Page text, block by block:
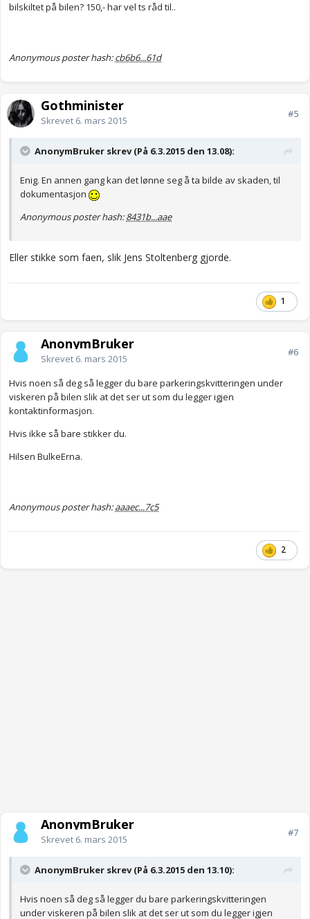
bilskiltet på bilen? 150,- har vel ts råd til..
Anonymous poster hash:cb6b6...61d
Gothminister
Skrevet 6. mars 2015
#5
AnonymBruker skrev (På 6.3.2015 den 13.08):
Enig. En annen gang kan det lønne seg å ta bilde av skaden, til
dokumentasjon
Anonymous poster hash:8431b...aae
Eller stikke som faen, slik Jens Stoltenberg gjorde.
1
AnonymBruker
Skrevet 6. mars 2015
#6
Hvis noen så deg så legger du bare parkeringskvitteringen under
viskeren på bilen slik at det ser ut som du legger igjen
kontaktinformasjon.
Hvis ikke så bare stikker du.
Hilsen BulkeErna.
Anonymous poster hash:aaaec...7c5
2
AnonymBruker
Skrevet 6. mars 2015
#7
AnonymBruker skrev (På 6.3.2015 den 13.10):
Hvis noen så deg så legger du bare parkeringskvitteringen
under viskeren på bilen slik at det ser ut som du legger igjen